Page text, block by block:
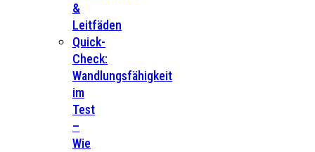
&
Leitfäden
Quick-
Check:
Wandlungsfähigkeit
im
Test
–
Wie